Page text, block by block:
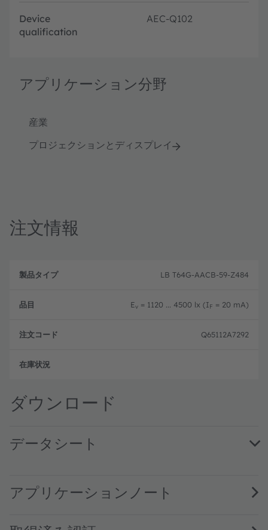
Device
qualification
AEC-Q102
アプリケーション分野
産業
プロジェクションとディスプレイ
注文情報
品
プ
品
LB T64G-AACB-59-Z484
Ev = 1120 ... 4500 lx (IF = 20 mA)
Q65112A7292
ダウンロード
データシート
アプリケーションノート